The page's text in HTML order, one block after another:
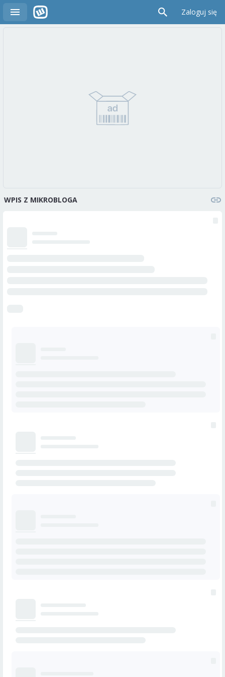
Zaloguj się
WPIS Z MIKROBLOGA